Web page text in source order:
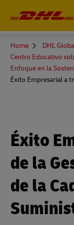
DHL GLOBAL
You
here
Home
DHL
Éxito
de la
de la